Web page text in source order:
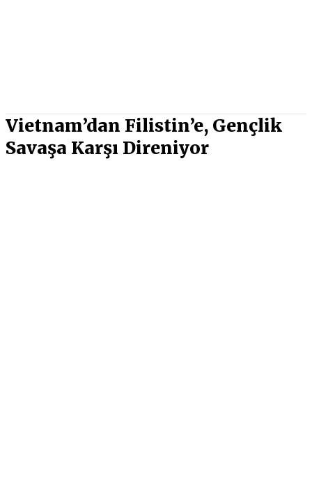
Vietnam’dan Filistin’e, Gençlik
Savaşa Karşı Direniyor